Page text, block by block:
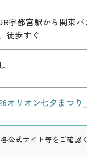
宇都宮駅から関東
徒歩すぐ
オリオン七夕まつり
式サイト等をご確認く